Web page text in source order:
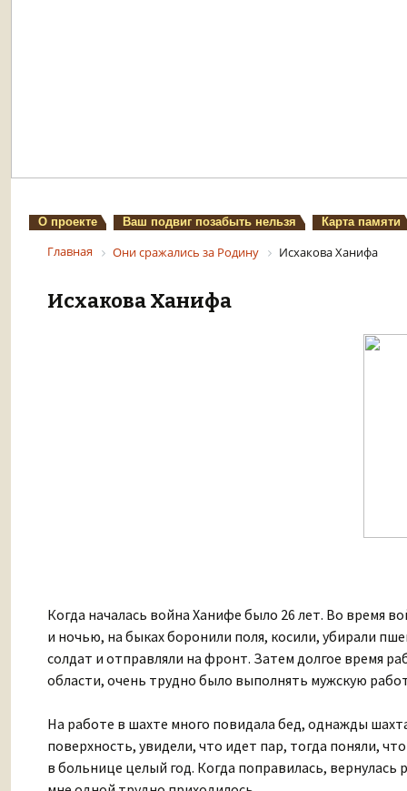
О проекте Ваш подвиг позабыть нельзя Карта памяти
Главная Они сражались за Родину Исхакова Ханифа
Исхакова Ханифа
Когда началась война Ханифе было 26 лет. Во время
и ночью, на быках боронили поля, косили, убирали
солдат и отправляли на фронт. Затем долгое время
области, очень трудно было выполнять мужскую
На работе в шахте много повидала бед, однажды
поверхность, увидели, что идет пар, тогда поняли,
в больнице целый год. Когда поправилась,